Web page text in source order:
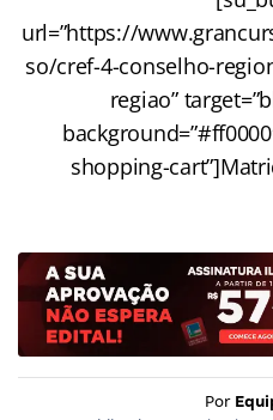
url=”https://
so/cref-4-conselho-
regiao”
shopping-
Por